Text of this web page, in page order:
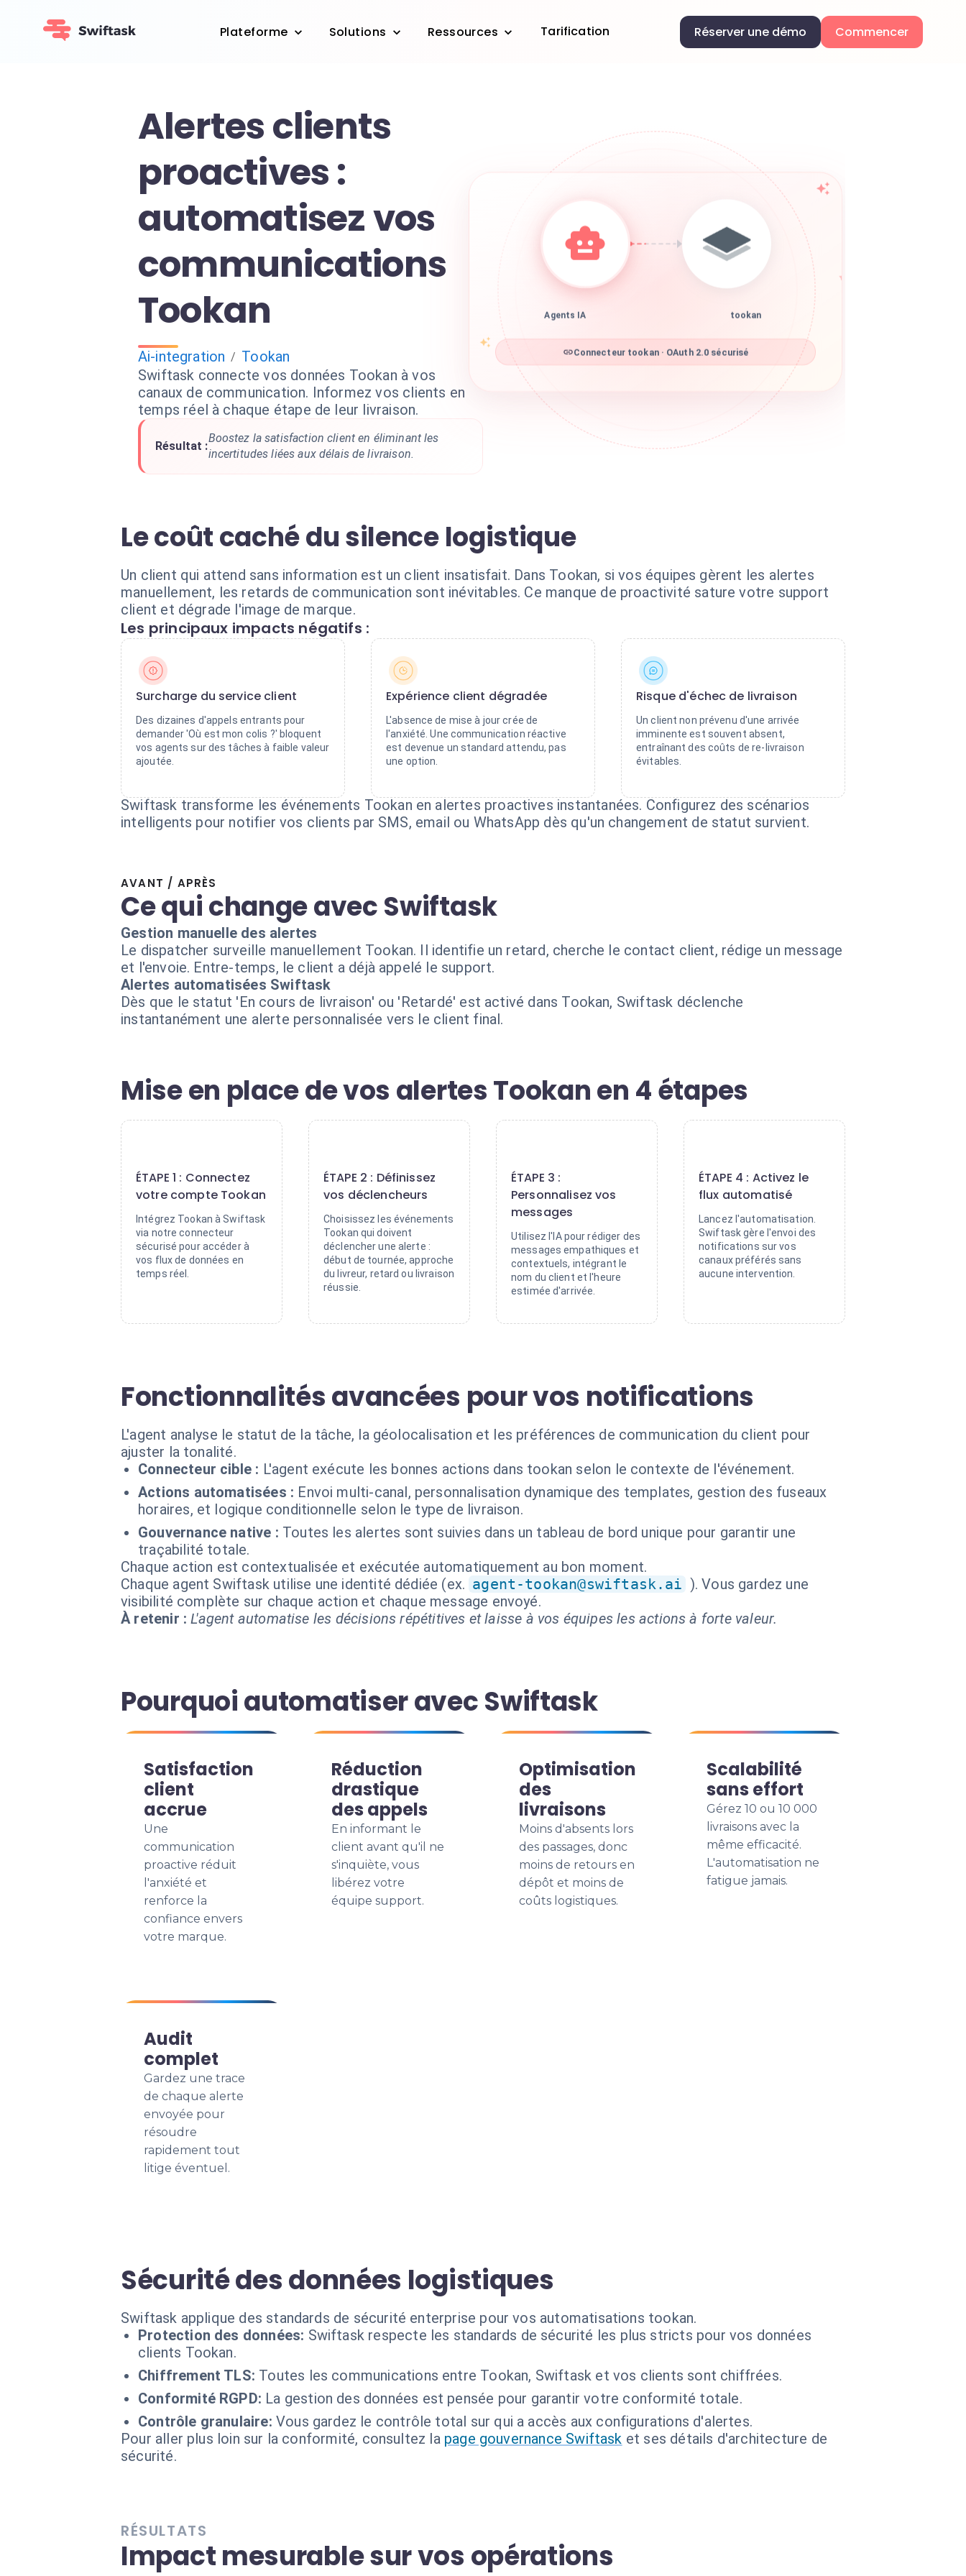
Plateforme Solutions Ressources Tarification Réserver une démo Commencer
Alertes clients
proactives :
automatisez vos
communications
Tookan
Ai-integration / Tookan
Swiftask connecte vos données Tookan à vos
canaux de communication. Informez vos clients en
temps réel à chaque étape de leur livraison.
Résultat :
Boostez la satisfaction client en éliminant les
incertitudes liées aux délais de livraison.
Agents IA tookan
Connecteur tookan · OAuth 2.0 sécurisé
Le coût caché du silence logistique
Un client qui attend sans information est un client insatisfait. Dans Tookan, si vos équipes gèrent les alertes
manuellement, les retards de communication sont inévitables. Ce manque de proactivité sature votre support
client et dégrade l'image de marque.
Les principaux impacts négatifs :
Surcharge du service client
Des dizaines d'appels entrants pour
demander 'Où est mon colis ?' bloquent
vos agents sur des tâches à faible valeur
ajoutée.
Expérience client dégradée
L'absence de mise à jour crée de
l'anxiété. Une communication réactive
est devenue un standard attendu, pas
une option.
Risque d'échec de livraison
Un client non prévenu d'une arrivée
imminente est souvent absent,
entraînant des coûts de re-livraison
évitables.
Swiftask transforme les événements Tookan en alertes proactives instantanées. Configurez des scénarios
intelligents pour notifier vos clients par SMS, email ou WhatsApp dès qu'un changement de statut survient.
AVANT / APRÈS
Ce qui change avec Swiftask
Gestion manuelle des alertes
Le dispatcher surveille manuellement Tookan. Il identifie un retard, cherche le contact client, rédige un message
et l'envoie. Entre-temps, le client a déjà appelé le support.
Alertes automatisées Swiftask
Dès que le statut 'En cours de livraison' ou 'Retardé' est activé dans Tookan, Swiftask déclenche
instantanément une alerte personnalisée vers le client final.
Mise en place de vos alertes Tookan en 4 étapes
ÉTAPE 1 : Connectez
votre compte Tookan
Intégrez Tookan à Swiftask
via notre connecteur
sécurisé pour accéder à
vos flux de données en
temps réel.
ÉTAPE 2 : Définissez
vos déclencheurs
Choisissez les événements
Tookan qui doivent
déclencher une alerte :
début de tournée, approche
du livreur, retard ou livraison
réussie.
ÉTAPE 3 :
Personnalisez vos
messages
Utilisez l'IA pour rédiger des
messages empathiques et
contextuels, intégrant le
nom du client et l'heure
estimée d'arrivée.
ÉTAPE 4 : Activez le
flux automatisé
Lancez l'automatisation.
Swiftask gère l'envoi des
notifications sur vos
canaux préférés sans
aucune intervention.
Fonctionnalités avancées pour vos notifications
L'agent analyse le statut de la tâche, la géolocalisation et les préférences de communication du client pour
ajuster la tonalité.
Connecteur cible : L'agent exécute les bonnes actions dans tookan selon le contexte de l'événement.
Actions automatisées : Envoi multi-canal, personnalisation dynamique des templates, gestion des fuseaux
horaires, et logique conditionnelle selon le type de livraison.
Gouvernance native : Toutes les alertes sont suivies dans un tableau de bord unique pour garantir une
traçabilité totale.
Chaque action est contextualisée et exécutée automatiquement au bon moment.
Chaque agent Swiftask utilise une identité dédiée (ex. agent-tookan@swiftask.ai ). Vous gardez une
visibilité complète sur chaque action et chaque message envoyé.
À retenir : L'agent automatise les décisions répétitives et laisse à vos équipes les actions à forte valeur.
Pourquoi automatiser avec Swiftask
Satisfaction
client
accrue
Une
communication
proactive réduit
l'anxiété et
renforce la
confiance envers
votre marque.
Réduction
drastique
des appels
En informant le
client avant qu'il ne
s'inquiète, vous
libérez votre
équipe support.
Optimisation
des
livraisons
Moins d'absents lors
des passages, donc
moins de retours en
dépôt et moins de
coûts logistiques.
Scalabilité
sans effort
Gérez 10 ou 10 000
livraisons avec la
même efficacité.
L'automatisation ne
fatigue jamais.
Audit
complet
Gardez une trace
de chaque alerte
envoyée pour
résoudre
rapidement tout
litige éventuel.
Sécurité des données logistiques
Swiftask applique des standards de sécurité enterprise pour vos automatisations tookan.
Protection des données: Swiftask respecte les standards de sécurité les plus stricts pour vos données
clients Tookan.
Chiffrement TLS: Toutes les communications entre Tookan, Swiftask et vos clients sont chiffrées.
Conformité RGPD: La gestion des données est pensée pour garantir votre conformité totale.
Contrôle granulaire: Vous gardez le contrôle total sur qui a accès aux configurations d'alertes.
Pour aller plus loin sur la conformité, consultez la page gouvernance Swiftask et ses détails d'architecture de
sécurité.
RÉSULTATS
Impact mesurable sur vos opérations